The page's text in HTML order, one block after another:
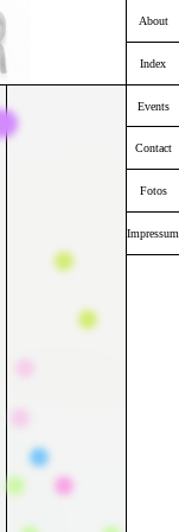
About
Index
Events
Contact
Fotos
Impressum